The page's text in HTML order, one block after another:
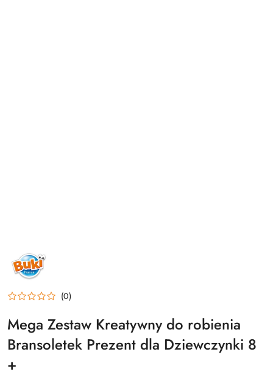
NAZWA
PRODUCENTA:
BUKI
(0)
Mega Zestaw Kreatywny do robienia
Bransoletek Prezent dla Dziewczynki 8
+